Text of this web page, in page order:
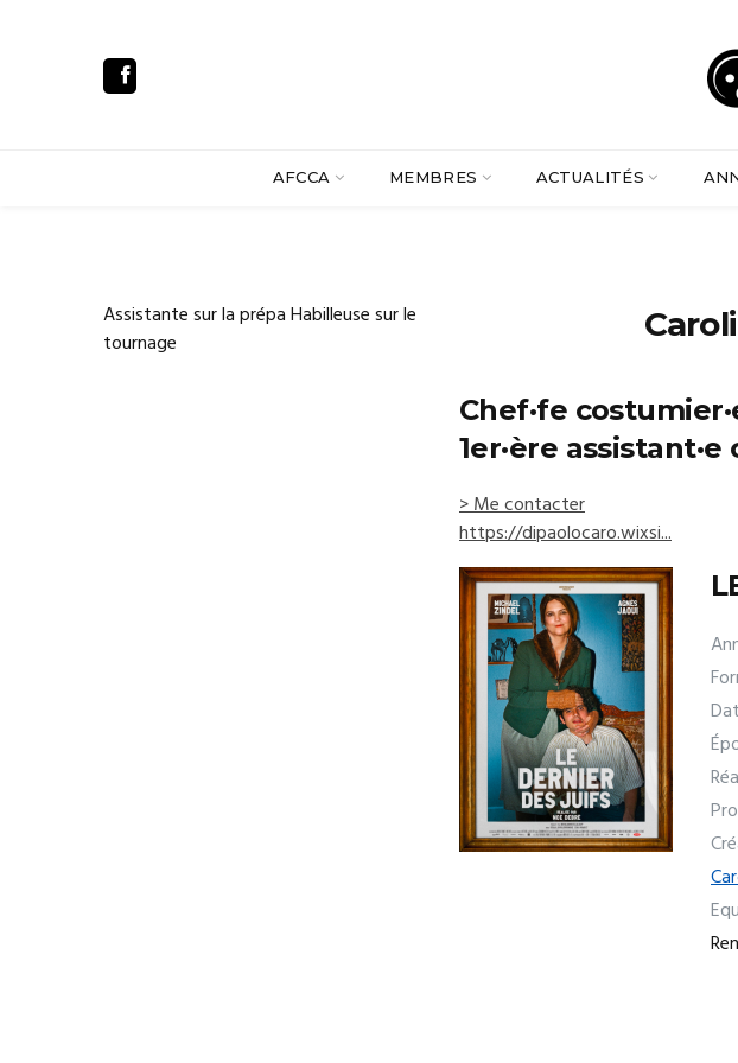
AFCCA MEMBRES ACTUALITÉS
Chef·fe
1er·ère
> Me contacter
https://dipaolocaro.wixsi...
Assistante sur la prépa Habilleuse sur le
tournage